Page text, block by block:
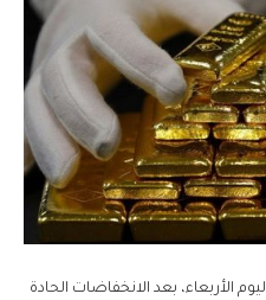
بعد الانخفاضات الحادة